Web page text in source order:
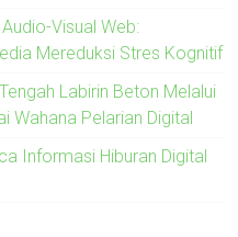
Visual Web:
Mereduksi Stres Kognitif
Labirin Beton Melalui
Wahana Pelarian Digital
Informasi Hiburan Digital